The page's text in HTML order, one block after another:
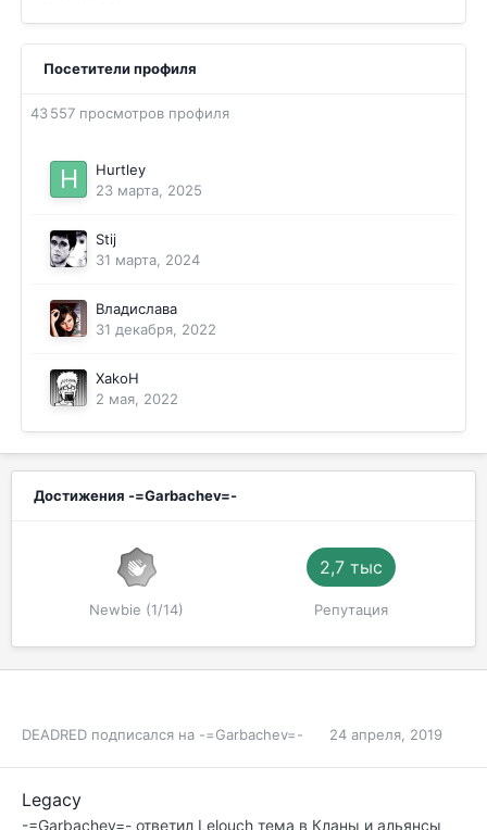
Посетители профиля
43 557 просмотров профиля
Hurtley
23 марта, 2025
Stij
31 марта, 2024
Владислава
31 декабря, 2022
XakoH
2 мая, 2022
Достижения -=Garbachev=-
Newbie (1/14)
2,7 тыс
Репутация
DEADRED подписался на -=Garbachev=- 24 апреля, 2019
Legacy
-=Garbachev=- ответил Lelouch тема в Кланы и альянсы